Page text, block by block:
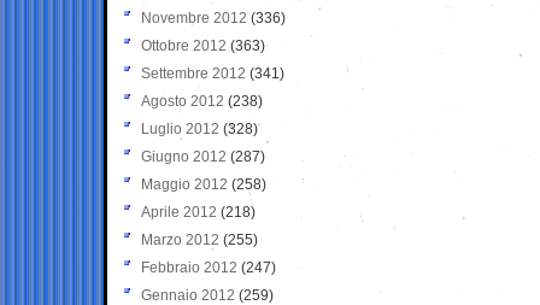
Novembre 2012 (336)
Ottobre 2012 (363)
Settembre 2012 (341)
Agosto 2012 (238)
Luglio 2012 (328)
Giugno 2012 (287)
Maggio 2012 (258)
Aprile 2012 (218)
Marzo 2012 (255)
Febbraio 2012 (247)
Gennaio 2012 (259)